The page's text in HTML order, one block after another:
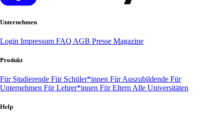
Unternehmen
Login Impressum FAQ AGB Presse Magazine
Produkt
Für Studierende Für Schüler*innen Für Auszubildende Für
Unternehmen Für Lehrer*innen Für Eltern Alle Universitäten
Help